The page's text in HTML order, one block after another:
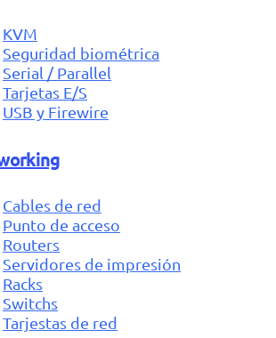
KVM
Seguridad biométrica
Serial / Parallel
Tarjetas E/S
USB y Firewire
Cables de red
Punto de acceso
Routers
Servidores de impresión
Racks
Switchs
Tarjestas de red